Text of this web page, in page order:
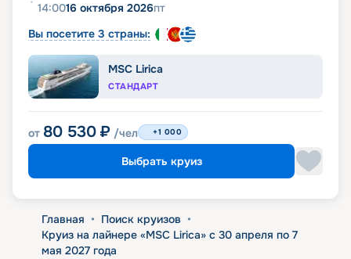
14:0016 октября 2026пт
Вы посетите 3 страны:
MSC Lirica
СТАНДАРТ
от 80 530 ₽ /чел +1 000
Выбрать круиз
Главная • Поиск круизов •
Круиз на лайнере «MSC Lirica» с 30 апреля по 7
мая 2027 года